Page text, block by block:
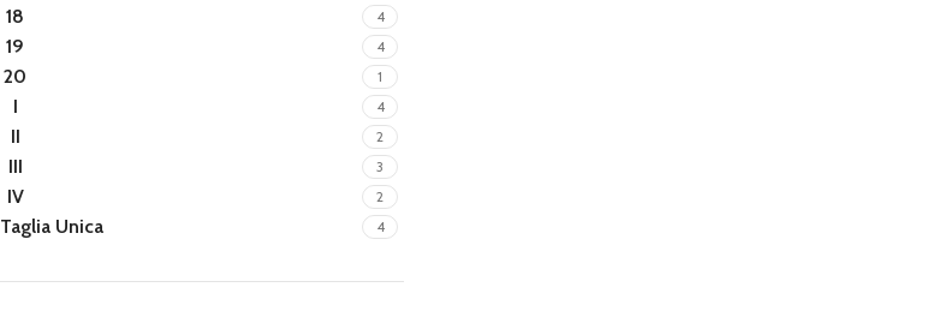
18 4
19 4
20 1
I 4
II 2
III 3
IV 2
Taglia Unica 4